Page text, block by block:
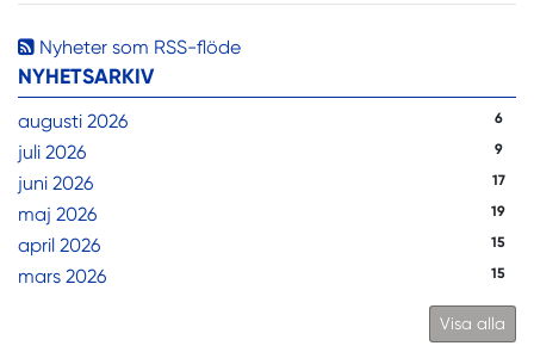
Nyheter som RSS-flöde
NYHETSARKIV
augusti 2026 6
juli 2026 9
juni 2026 17
maj 2026 19
april 2026 15
mars 2026 15
Visa alla